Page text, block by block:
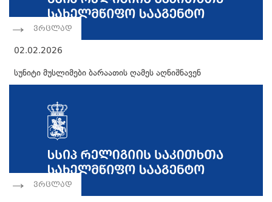
ვრცლად
02.02.2026
სუნიტი მუსლიმები ბარაათის ღამეს აღნიშნავენ
ვრცლად